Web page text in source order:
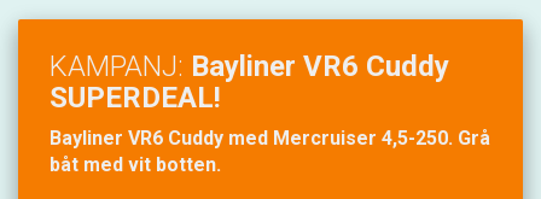
KAMPANJ: Bayliner VR6 Cuddy
SUPERDEAL!
Bayliner VR6 Cuddy med Mercruiser 4,5-250. Grå
båt med vit botten.